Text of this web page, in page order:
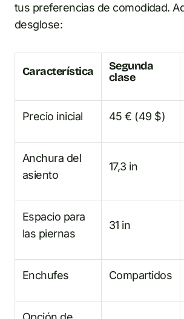
tus preferencias de comodidad.
desglose:
Característica
Segunda
clase
Precio inicial 45 € (49 $)
Anchura del
asiento
17,3 in
Espacio para
las piernas
31 in
Enchufes Compartidos